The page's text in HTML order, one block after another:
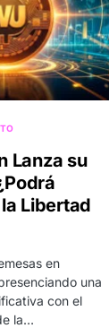
Lanza su
Libertad
en
una
con el
la…